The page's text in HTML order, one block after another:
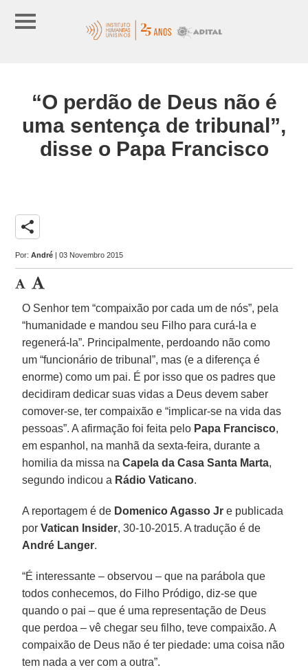
“O perdão de Deus não é
uma sentença de tribunal”,
disse o Papa Francisco
share
Por:André | 03 Novembro 2015
O Senhor tem “compaixão por cada um de nós”, pela
“humanidade e mandou seu Filho para curá-la e
regenerá-la”. Principalmente, perdoando não como
um “funcionário de tribunal”, mas (e a diferença é
enorme) como um pai. É por isso que os padres que
decidiram dedicar suas vidas a Deus devem saber
comover-se, ter compaixão e “implicar-se na vida das
pessoas”. A afirmação foi feita pelo Papa Francisco,
em espanhol, na manhã da sexta-feira, durante a
homilia da missa naCapela da Casa Santa Marta,
segundo indicou a Rádio Vaticano.
A reportagem é de Domenico Agasso Jr e publicada
porVatican Insider, 30-10-2015. A tradução é de
André Langer.
“É interessante – observou – que na parábola que
todos conhecemos, do Filho Pródigo, diz-se que
quando o pai – que é uma representação de Deus
que perdoa – vê chegar seu filho, teve compaixão. A
compaixão de Deus não é ter piedade: uma coisa não
tem nada a ver com a outra”.